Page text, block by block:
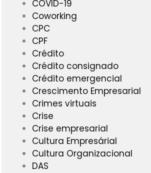
COVID-19
Coworking
CPC
CPF
Crédito
Crédito consignado
Crédito emergencial
Crescimento Empresarial
Crimes virtuais
Crise
Crise empresarial
Cultura Empresárial
Cultura Organizacional
DAS